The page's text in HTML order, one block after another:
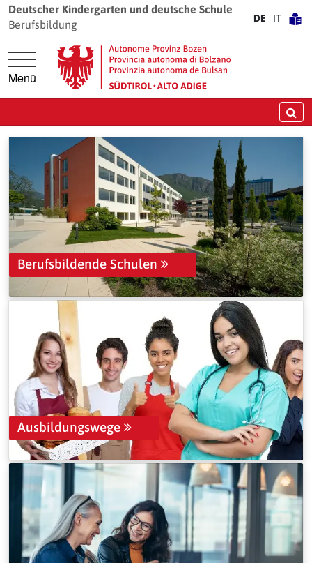
Springe direkt zur Hauptnavigation
Springe direkt zum Inhalt
Deutscher Kindergarten und deutsche Schule
Berufsbildung
DE IT
Menü
Berufsbildende Schulen
Ausbildungswege